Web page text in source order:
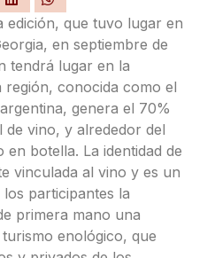
edición, que tuvo lugar en
en septiembre de
tendrá lugar en la
región, conocida como el
genera el 70%
vino, y alrededor del
botella. La identidad de
vinculada al vino y es un
participantes la
primera mano una
enológico, que